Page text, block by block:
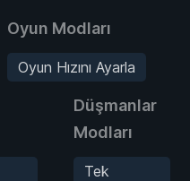
Oyun Modları
Oyun Hızını Ayarla
Düşmanlar
Modları
Tek